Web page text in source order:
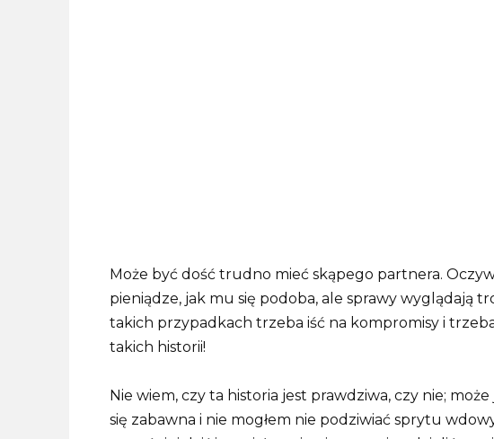
Może być dość trudno mieć skąpego partnera.
pieniądze, jak mu się podoba, ale sprawy wyglądają
takich przypadkach trzeba iść na kompromisy i
takich historii!
Nie wiem, czy ta historia jest prawdziwa, czy nie;
się zabawna i nie mogłem nie podziwiać sprytu